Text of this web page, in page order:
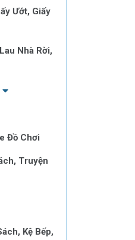
Ướt, Giấy
Nhà Rời,
Đồ Chơi
Truyện
Kệ Bếp,